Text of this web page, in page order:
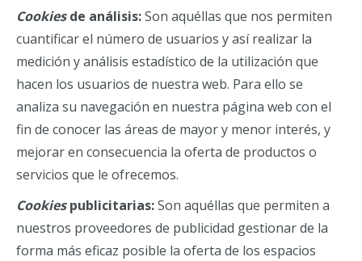
Cookies de análisis:Son aquéllas que nos permiten
cuantificar el número de usuarios y así realizar la
medición y análisis estadístico de la utilización que
hacen los usuarios de nuestra web. Para ello se
analiza su navegación en nuestra página web con el
fin de conocer las áreas de mayor y menor interés, y
mejorar en consecuencia la oferta de productos o
servicios que le ofrecemos.
Cookiespublicitarias:Son aquéllas que permiten a
nuestros proveedores de publicidad gestionar de la
forma más eficaz posible la oferta de los espacios